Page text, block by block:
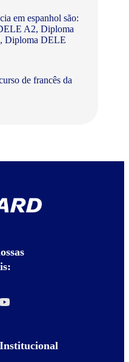
em espanhol são:
A2, Diploma
Diploma DELE
de francês da
Institucional